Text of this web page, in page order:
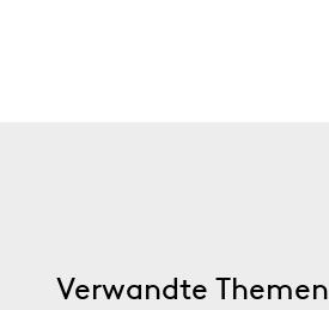
Verwandte Themen